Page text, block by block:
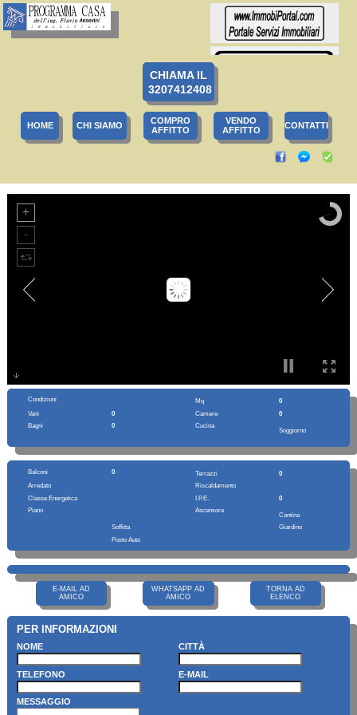
CHIAMA IL
3207412408
HOME CHI SIAMO
COMPRO
AFFITTO
VENDO
AFFITTO
CONTATTI
Condizioni Mq
0
Vani
0 Camere
0
Bagni
0 Cucina
Soggiorno
Balconi 0 Terrazzi
0
Arredato
Riscaldamento
Classe Energetica
I.P.E.
0
Piano
Ascensore
Cantina
Soffitta
Giardino
Posto Auto
E-MAIL AD
AMICO
WHATSAPP AD
AMICO
TORNA AD
ELENCO
PER INFORMAZIONI
NOME CITTÀ
TELEFONO E-MAIL
MESSAGGIO